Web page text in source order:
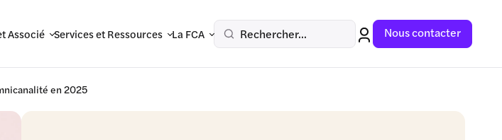
Associé Services et Ressources La FCA Rechercher... Nous contacter
en 2025